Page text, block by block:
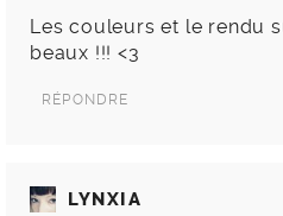
Les couleurs et le rendu
beaux !!! <3
RÉPONDRE
LYNXIA